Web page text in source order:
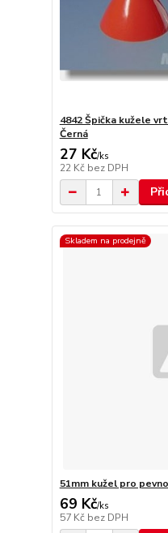
4842 Špička kužele
Černá
27 Kč/ks
22 Kč bez DPH
Skladem na prodejně
51mm kužel pro
69 Kč/ks
57 Kč bez DPH